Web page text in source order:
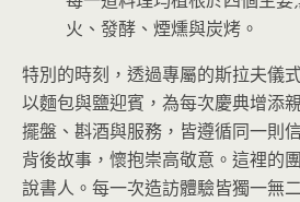
火、發酵、煙燻與炭烤。
特別的時刻，透過專屬的斯拉夫儀
以麵包與鹽迎賓，為每次慶典增添
擺盤、斟酒與服務，皆遵循同一則
背後故事，懷抱崇高敬意。這裡的
說書人。每一次造訪體驗皆獨一無